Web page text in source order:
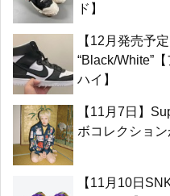
ド】
【12月発売予
“Black/White”
ハイ】
【11月7日】
ボコレクショ
【11月10日